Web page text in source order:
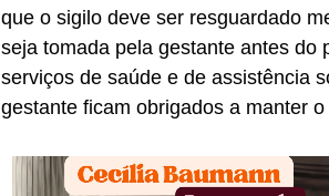
que o sigilo deve ser resguardado
seja tomada pela gestante antes do
serviços de saúde e de assistência
gestante ficam obrigados a manter